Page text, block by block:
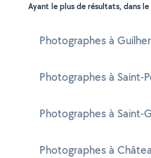
Ayant le plus de résultats, dans
Photographes à
Photographes à Saint-
Photographes à Saint-
Photographes à